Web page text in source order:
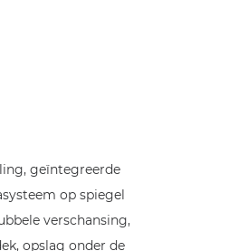
geïntegreerde
op spiegel
verschansing,
opslag onder de